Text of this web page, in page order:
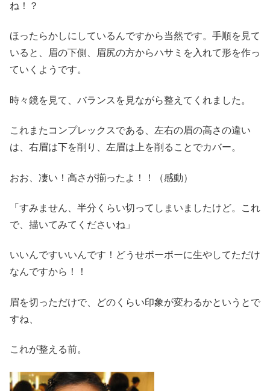
ね！？
ほったらかしにしているんですから当然です。手順を見て
いると、眉の下側、眉尻の方からハサミを入れて形を作っ
ていくようです。
時々鏡を見て、バランスを見ながら整えてくれました。
これまたコンプレックスである、左右の眉の高さの違い
は、右眉は下を削り、左眉は上を削ることでカバー。
おお、凄い！高さが揃ったよ！！（感動）
「すみません、半分くらい切ってしまいましたけど。これ
で、描いてみてくださいね」
いいんですいいんです！どうせボーボーに生やしてただけ
なんですから！！
眉を切っただけで、どのくらい印象が変わるかというとで
すね、
これが整える前。